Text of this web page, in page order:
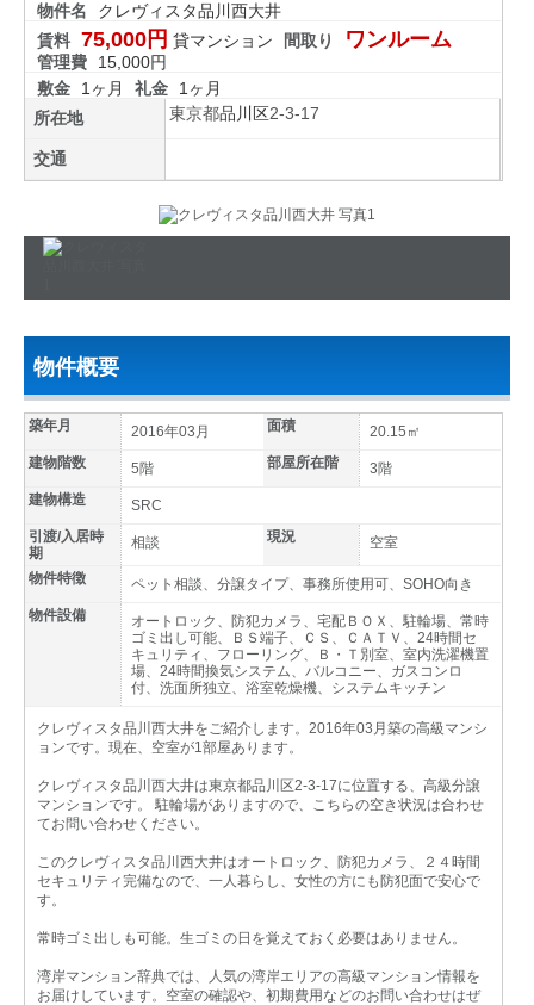
物件名
クレヴィスタ品川西大井
賃料 75,000円 貸マンション 間取り ワンルーム
管理費
15,000円
敷金
1ヶ月 礼金
1ヶ月
所在地
東京都品川区2-3-17
交通
物件概要
築年月 2016年03月 面積
20.15㎡
建物階数
5階 部屋所在階
3階
建物構造
SRC
引渡/入居時
期
相談 現況 空室
物件特徴
ペット相談、分譲タイプ、事務所使用可、SOHO向き
物件設備
オートロック、防犯カメラ、宅配ＢＯＸ、駐輪場、常時
ゴミ出し可能、ＢＳ端子、ＣＳ、ＣＡＴＶ、24時間セ
キュリティ、フローリング、Ｂ・Ｔ別室、室内洗濯機置
場、24時間換気システム、バルコニー、ガスコンロ
付、洗面所独立、浴室乾燥機、システムキッチン
クレヴィスタ品川西大井をご紹介します。2016年03月築の高級マンシ
ョンです。現在、空室が1部屋あります。
クレヴィスタ品川西大井は東京都品川区2-3-17に位置する、高級分譲
マンションです。 駐輪場がありますので、こちらの空き状況は合わせ
てお問い合わせください。
このクレヴィスタ品川西大井はオートロック、防犯カメラ、２４時間
セキュリティ完備なので、一人暮らし、女性の方にも防犯面で安心で
す。
常時ゴミ出しも可能。生ゴミの日を覚えておく必要はありません。
湾岸マンション辞典では、人気の湾岸エリアの高級マンション情報を
お届けしています。空室の確認や、初期費用などのお問い合わせはぜ